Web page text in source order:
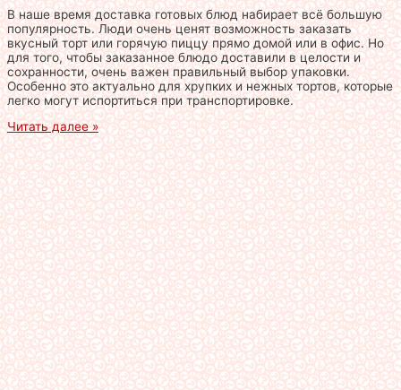
В наше время доставка готовых блюд набирает всё большую
популярность. Люди очень ценят возможность заказать
вкусный торт или горячую пиццу прямо домой или в офис. Но
для того, чтобы заказанное блюдо доставили в целости и
сохранности, очень важен правильный выбор упаковки.
Особенно это актуально для хрупких и нежных тортов, которые
легко могут испортиться при транспортировке.
Читать далее »